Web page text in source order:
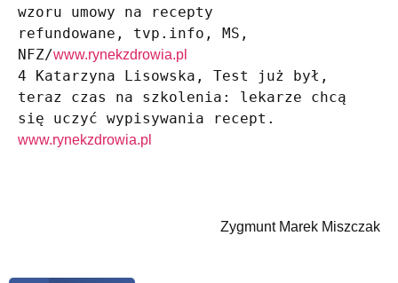
wzoru umowy na recepty
refundowane, tvp.info, MS,
NFZ/www.rynekzdrowia.pl
4 Katarzyna Lisowska, Test już był,
teraz czas na szkolenia: lekarze chcą
www.rynekzdrowia.pl
Zygmunt Marek Miszczak